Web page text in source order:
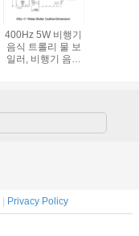
400Hz 5W 비행기
음식 트롤리 물 보
일러, 비행기 음료
| Privacy Policy